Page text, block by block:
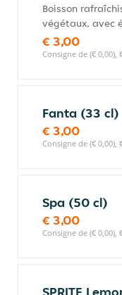
Boisson
végétaux, avec
€ 3,00
Consigne de (€ 0,00),
Fanta (33 cl)
€ 3,00
Consigne de (€ 0,00),
Spa (50 cl)
€ 3,00
Consigne de (€ 0,00),